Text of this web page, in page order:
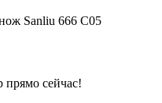
Sanliu 666 С05
прямо сейчас!